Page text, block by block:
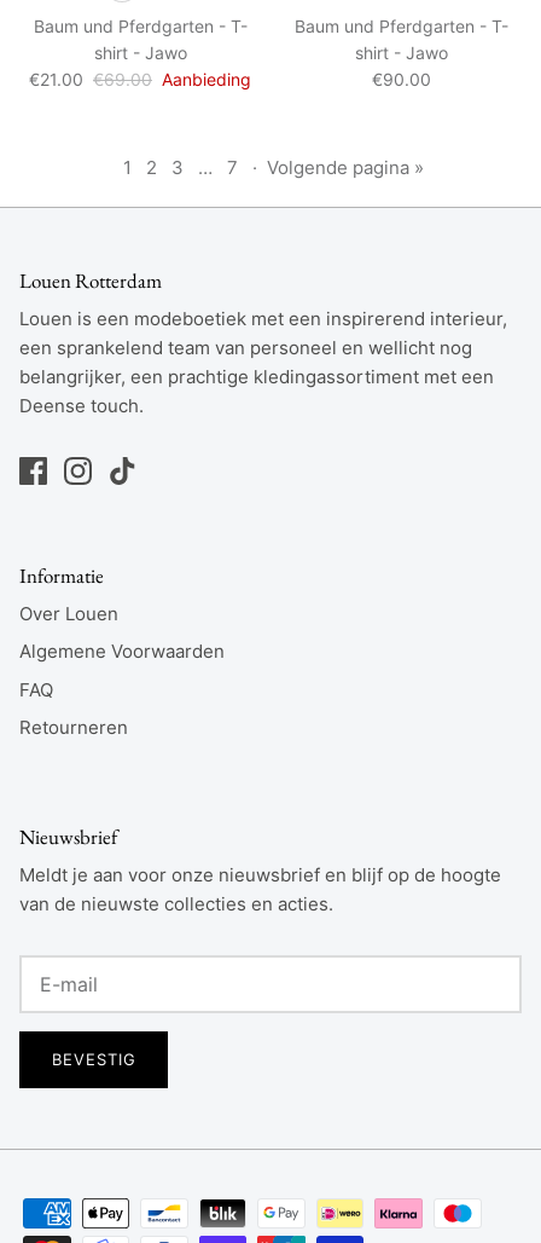
Baum und Pferdgarten - T-
shirt - Jawo
€21.00 €69.00 Aanbieding
Baum und Pferdgarten - T-
shirt - Jawo
€90.00
1 2 3 … 7 · Volgende pagina »
Louen Rotterdam
Louen is een modeboetiek met een inspirerend interieur,
een sprankelend team van personeel en wellicht nog
belangrijker, een prachtige kledingassortiment met een
Deense touch.
Informatie
Over Louen
Algemene Voorwaarden
FAQ
Retourneren
Nieuwsbrief
Meldt je aan voor onze nieuwsbrief en blijf op de hoogte
van de nieuwste collecties en acties.
BEVESTIG